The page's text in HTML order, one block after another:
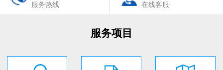
服务热线 在线客服
服务项目